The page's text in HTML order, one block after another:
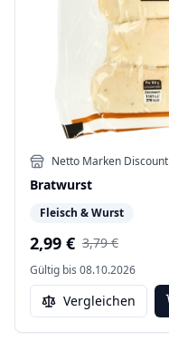
Netto Marken Discount
Bratwurst
Fleisch & Wurst
2,99 € 3,79 €
Gültig bis 08.10.2026
Vergleichen